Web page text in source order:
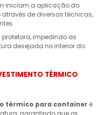
iniciam a aplicação do
através de diversas técnicas,
impedindo as
desejada no interior do
TÉRMICO
térmico para container é